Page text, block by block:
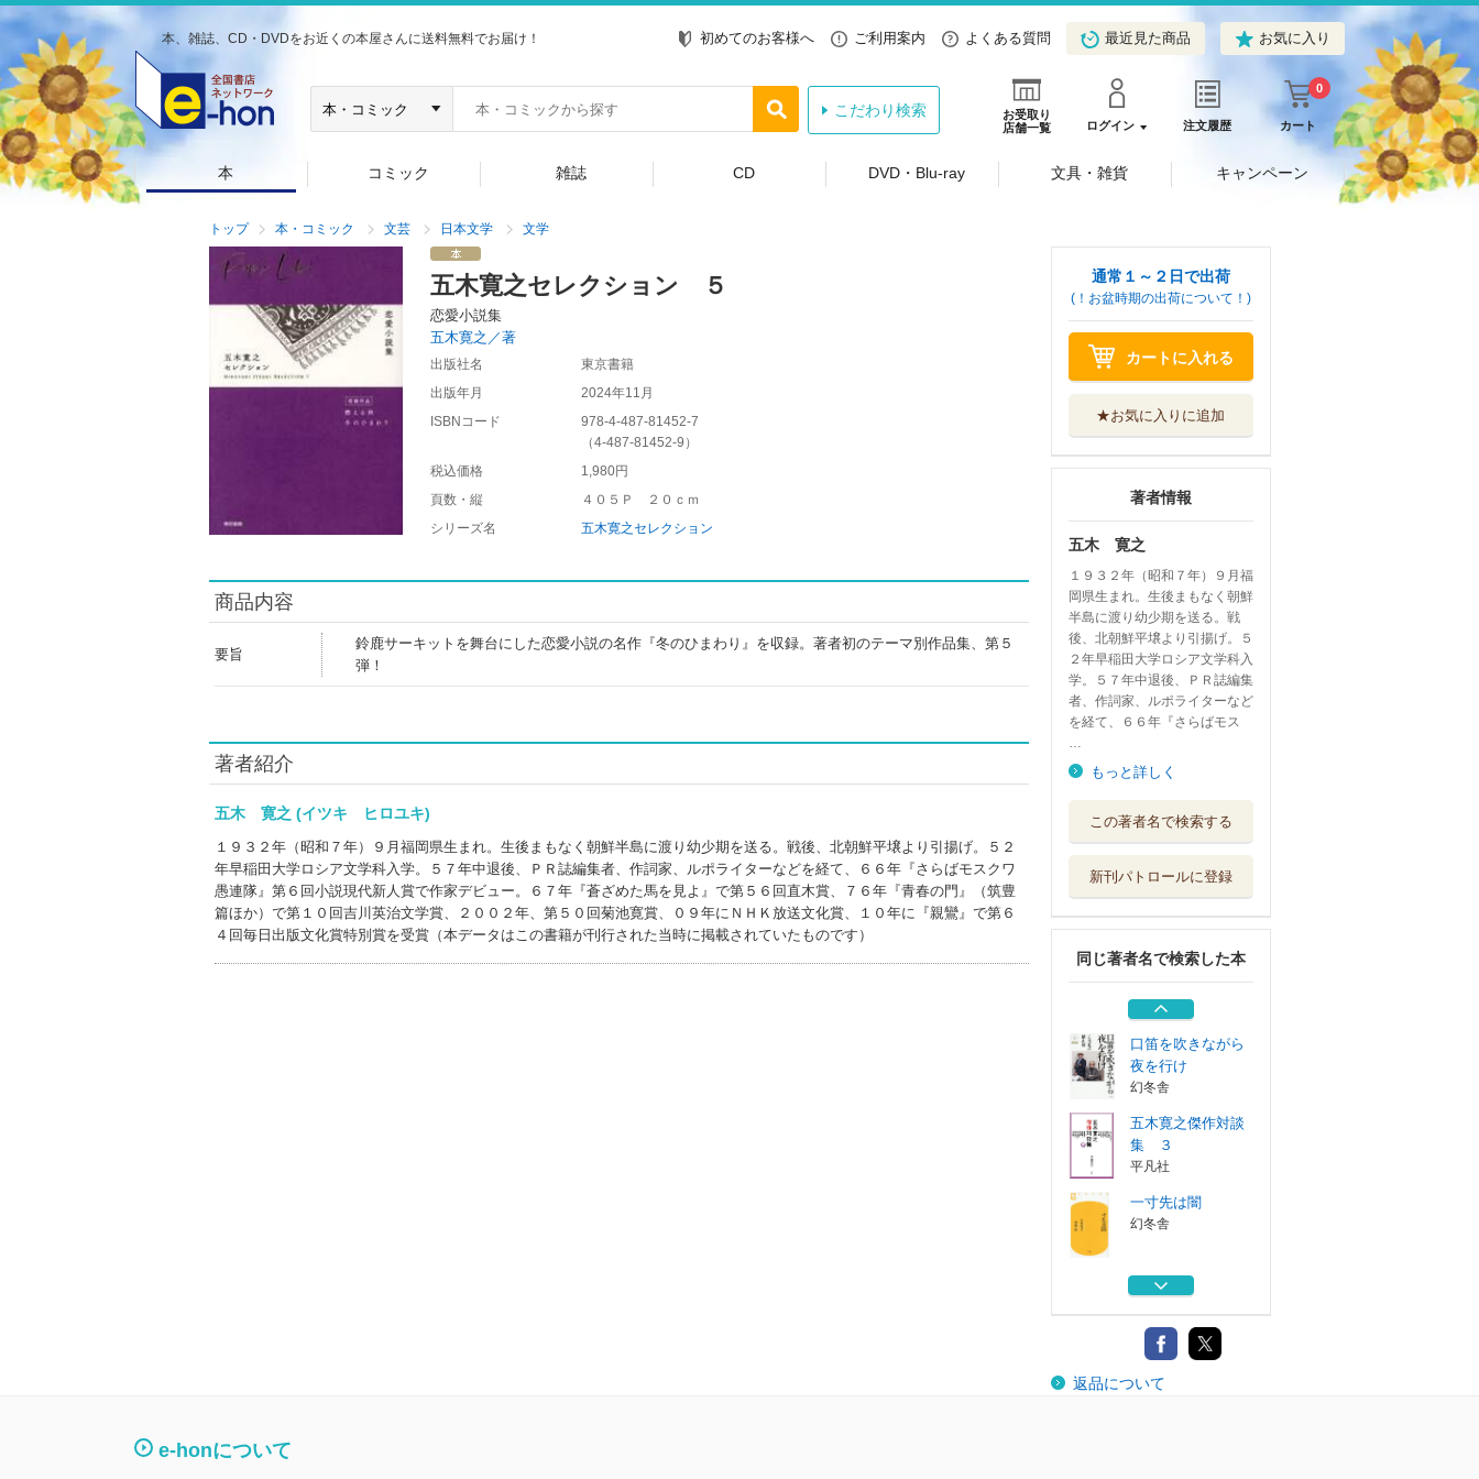
本、雑誌、CD・DVDをお近くの本屋さんに送料無料でお届け！ 初めてのお客様へ ご利用案内 よくある質問 最近見た商品 お気に入り
お受取り
店舗一覧
ログイン 注文履歴 カート
0
こだわり検索
本 コミック 雑誌 CD DVD・Blu-ray 文具・雑貨 キャンペーン
トップ 本・コミック 文芸 日本文学 文学
五木寛之セレクション ５
恋愛小説集
五木寛之／著
出版社名
東京書籍
出版年月
2024年11月
ISBNコード
978-4-487-81452-7
（4-487-81452-9 ）
税込価格
1,980円
頁数・縦
４０５Ｐ ２０ｃｍ
シリーズ名
五木寛之セレクション
商品内容
要旨
鈴鹿サーキットを舞台にした恋愛小説の名作『冬のひまわり』を収録。著者初のテーマ別作品集、第５
弾！
著者紹介
五木 寛之 (イツキ ヒロユキ)
１９３２年（昭和７年）９月福岡県生まれ。生後まもなく朝鮮半島に渡り幼少期を送る。戦後、北朝鮮平壌より引揚げ。５２
年早稲田大学ロシア文学科入学。５７年中退後、ＰＲ誌編集者、作詞家、ルポライターなどを経て、６６年『さらばモスクワ
愚連隊』第６回小説現代新人賞で作家デビュー。６７年『蒼ざめた馬を見よ』で第５６回直木賞、７６年『青春の門』（筑豊
篇ほか）で第１０回吉川英治文学賞、２００２年、第５０回菊池寛賞、０９年にＮＨＫ放送文化賞、１０年に『親鸞』で第６
４回毎日出版文化賞特別賞を受賞（本データはこの書籍が刊行された当時に掲載されていたものです）
通常１～２日で出荷
(！お盆時期の出荷について！)
カートに入れる
★お気に入りに追加
著者情報
五木 寛之
１９３２年（昭和７年）９月福
岡県生まれ。生後まもなく朝鮮
半島に渡り幼少期を送る。戦
後、北朝鮮平壌より引揚げ。５
２年早稲田大学ロシア文学科入
学。５７年中退後、ＰＲ誌編集
者、作詞家、ルポライターなど
を経て、６６年『さらばモス
…
もっと詳しく
この著者名で検索する
新刊パトロールに登録
同じ著者名で検索した本
幻冬舎
大河の一滴 最終
幻冬舎
健康という病
埼玉福祉会
口笛を吹きながら
夜を行け
幻冬舎
五木寛之傑作対談
集 ３
平凡社
一寸先は闇
幻冬舎
大河の一滴 最終
幻冬舎
健康という病
埼玉福祉会
返品について
e-honについて